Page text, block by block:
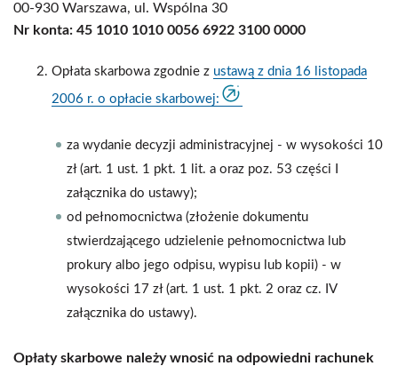
00-930 Warszawa, ul. Wspólna 30
Nr konta: 45 1010 1010 0056 6922 3100 0000
Opłata skarbowa zgodnie z ustawą z dnia 16 listopada
2006 r. o opłacie skarbowej:
za wydanie decyzji administracyjnej - w wysokości 10
zł (art. 1 ust. 1 pkt. 1 lit. a oraz poz. 53 części I
załącznika do ustawy);
od pełnomocnictwa (złożenie dokumentu
stwierdzającego udzielenie pełnomocnictwa lub
prokury albo jego odpisu, wypisu lub kopii) - w
wysokości 17 zł (art. 1 ust. 1 pkt. 2 oraz cz. IV
załącznika do ustawy).
Opłaty skarbowe należy wnosić na odpowiedni rachunek